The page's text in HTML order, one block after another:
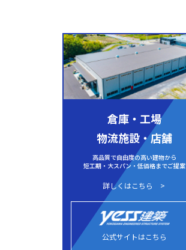
倉庫・工場
物流施設・店舗
高品質で自由度の高い建物から
短工期・大スパン・低価格までご提案
詳しくはこちら
公式サイトはこちら